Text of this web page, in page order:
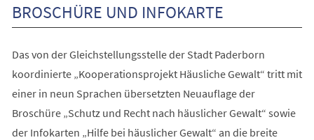
BROSCHÜRE UND INFOKARTE
Das von der Gleichstellungsstelle der Stadt Paderborn
koordinierte „Kooperationsprojekt Häusliche Gewalt“ tritt mit
einer in neun Sprachen übersetzten Neuauflage der
Broschüre „Schutz und Recht nach häuslicher Gewalt“ sowie
der Infokarten „Hilfe bei häuslicher Gewalt“ an die breite